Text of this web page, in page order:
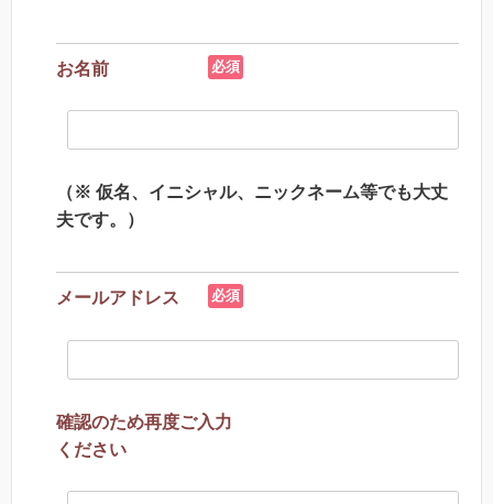
お名前 必須
（※ 仮名、イニシャル、ニックネーム等でも大丈
夫です。）
メールアドレス 必須
確認のため再度ご入力
ください